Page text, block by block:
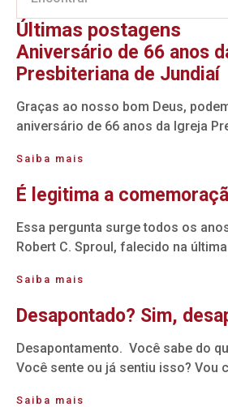
Últimas postagens
Aniversário de 66 anos
Presbiteriana de Jundiaí
Graças ao nosso bom Deus,
aniversário de 66 anos da Igreja
Saiba mais
É legitima a
Essa pergunta surge todos os
Robert C. Sproul, falecido na última
Saiba mais
Desapontado? Sim,
Desapontamento. Você sabe do
Você sente ou já sentiu isso? Vou
Saiba mais